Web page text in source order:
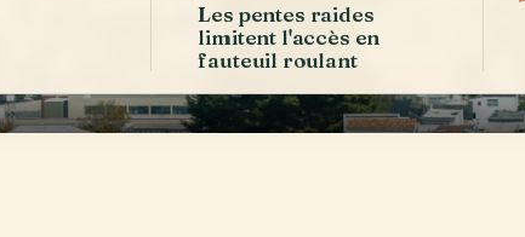
Les pentes raides
limitent l'accès en
fauteuil roulant